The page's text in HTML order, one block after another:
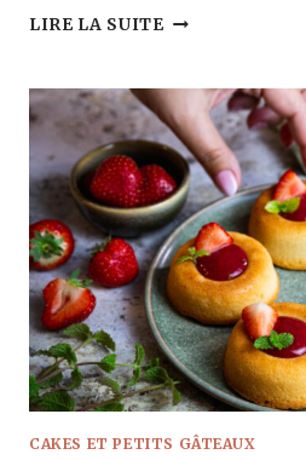
LIRE LA SUITETARTE
BASILIC
CAKES ET PETITS GÂTEAUX